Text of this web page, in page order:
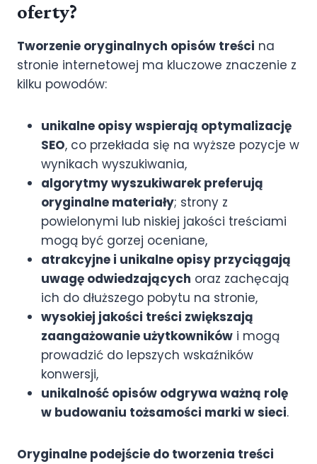
oferty?
Tworzenie oryginalnych opisów treści na
stronie internetowej ma kluczowe znaczenie z
kilku powodów:
unikalne opisy wspierają optymalizację
SEO, co przekłada się na wyższe pozycje w
wynikach wyszukiwania,
algorytmy wyszukiwarek preferują
oryginalne materiały; strony z
powielonymi lub niskiej jakości treściami
mogą być gorzej oceniane,
atrakcyjne i unikalne opisy przyciągają
uwagę odwiedzających oraz zachęcają
ich do dłuższego pobytu na stronie,
wysokiej jakości treści zwiększają
zaangażowanie użytkowników i mogą
prowadzić do lepszych wskaźników
konwersji,
unikalność opisów odgrywa ważną rolę
w budowaniu tożsamości marki w sieci.
Oryginalne podejście do tworzenia treści